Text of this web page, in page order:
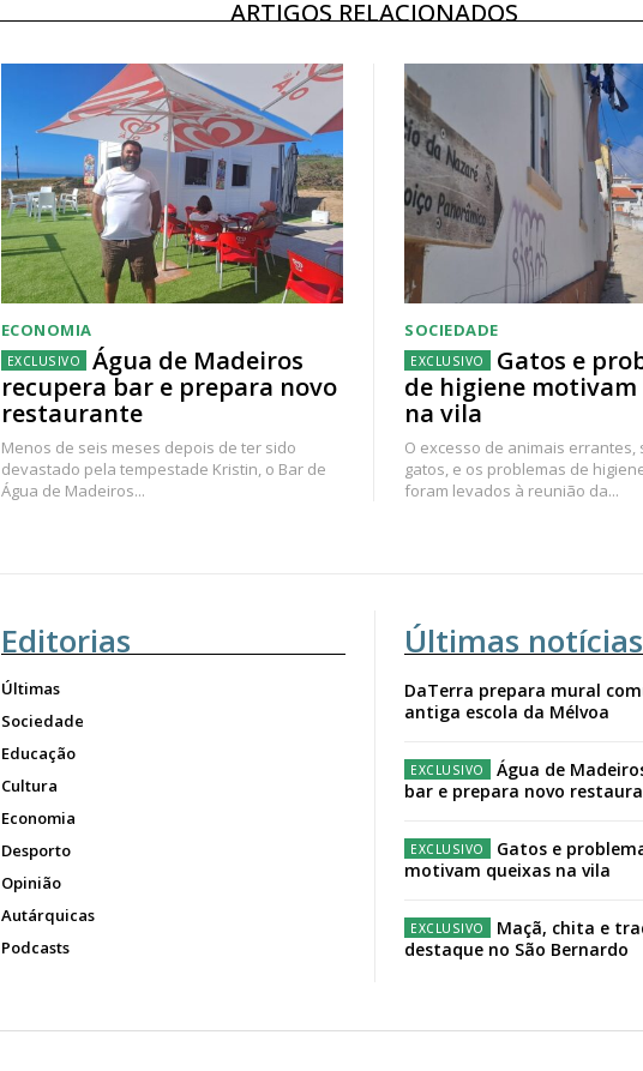
ARTIGOS RELACIONADOS
ECONOMIA
Água de Madeiros
recupera bar e prepara novo
restaurante
Menos de seis meses depois de ter sido
devastado pela tempestade Kristin, o Bar de
Água de Madeiros...
SOCIEDADE
Gatos e
de higiene motivam
na vila
O excesso de animais errantes,
gatos, e os problemas de
foram levados à reunião da...
Editorias
Últimas
Sociedade
Educação
Cultura
Economia
Desporto
Opinião
Autárquicas
Podcasts
Últimas notícias
DaTerra prepara mural
antiga escola da Mélvoa
Água de
bar e prepara novo
Gatos e
motivam queixas na vila
Maçã, chita e
destaque no São Bernardo